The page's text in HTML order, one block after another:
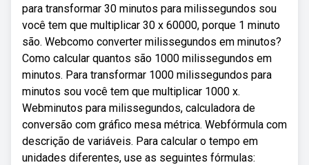
para transformar 30 minutos para milissegundos sou
você tem que multiplicar 30 x 60000, porque 1 minuto
são. Webcomo converter milissegundos em minutos?
Como calcular quantos são 1000 milissegundos em
minutos. Para transformar 1000 milissegundos para
minutos sou você tem que multiplicar 1000 x.
Webminutos para milissegundos, calculadora de
conversão com gráfico mesa métrica. Webfórmula com
descrição de variáveis. Para calcular o tempo em
unidades diferentes, use as seguintes fórmulas: